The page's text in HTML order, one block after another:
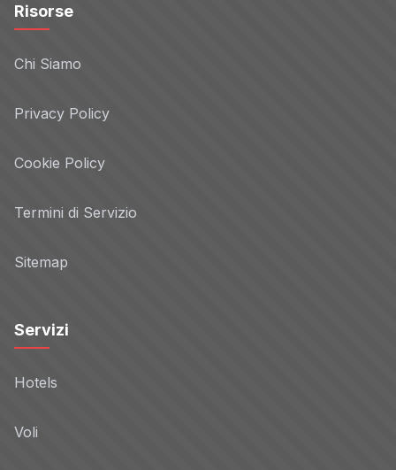
Risorse
Chi Siamo
Privacy Policy
Cookie Policy
Termini di Servizio
Sitemap
Servizi
Hotels
Voli